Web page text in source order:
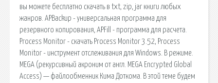
вы можете бесплатно скачать в txt, zip, jar книги любых
жанров. APBackup - универсальная программа для
резервного копирования, APFill - программа для расчета.
Process Monitor - скачать Process Monitor 3.52, Process
Monitor - инструмент отслеживания для Windows. В режиме.
MEGA (рекурсивный акроним от англ. MEGA Encrypted Global
Access) — файлообменник Кима Доткома. В этой теме будем